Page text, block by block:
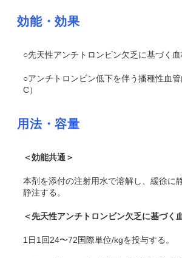
効能・効果
○先天性アンチトロンビン欠乏に基づく
○アンチトロンビン低下を伴う播種性血
C）
用法・容量
＜効能共通＞
本剤を添付の注射用水で溶解し、緩徐に
静注する。
＜先天性アンチトロンビン欠乏に基づく
1日1回24〜72国際単位/kgを投与する。